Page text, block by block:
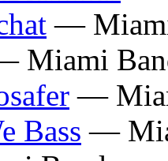
—
Miami
—
Bass —